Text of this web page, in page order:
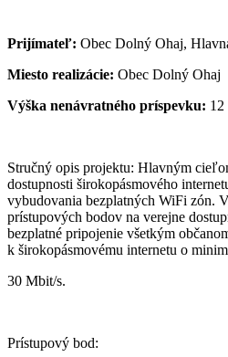
Prijímateľ: Obec Dolný Ohaj,
Miesto realizácie: Obec Dolný Ohaj
Výška nenávratného príspevku: 12
Stručný opis projektu: Hlavným
dostupnosti širokopásmového
vybudovania bezplatných WiFi zón.
prístupových bodov na verejne
bezplatné pripojenie všetkým
k širokopásmovému internetu o
30 Mbit/s.
Prístupový bod: